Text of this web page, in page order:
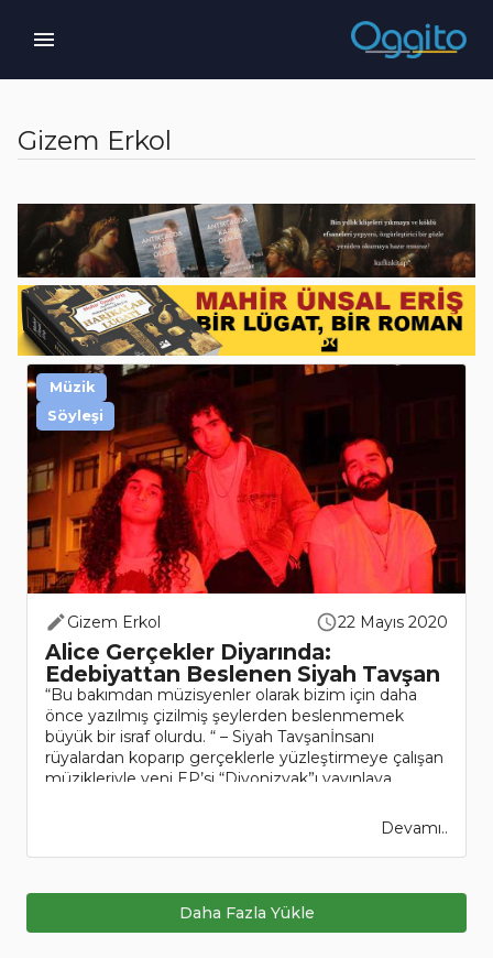
Gizem Erkol
Gizem Erkol 22 Mayıs 2020
Alice Gerçekler Diyarında:
Edebiyattan Beslenen Siyah Tavşan
“Bu bakımdan müzisyenler olarak bizim için daha
önce yazılmış çizilmiş şeylerden beslenmemek
büyük bir israf olurdu. “ – Siyah Tavşanİnsanı
rüyalardan koparıp gerçeklerle yüzleştirmeye çalışan
müzikleriyle yeni EP’si “Diyonizyak”ı yayınlaya..
Devamı..
Müzik
Söyleşi
Daha Fazla Yükle